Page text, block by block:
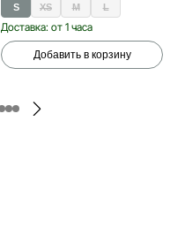
S XS M L
Доставка: от 1 часа
Добавить в корзину